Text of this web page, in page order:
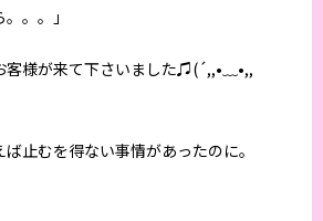
。。」
客様が来て下さいました♫(´,,•﹏•,,
止むを得ない事情があったのに。